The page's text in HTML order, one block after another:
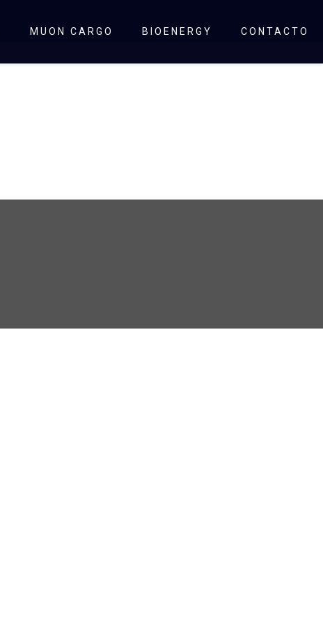
MUON CARGO BIOENERGY CONTACTO